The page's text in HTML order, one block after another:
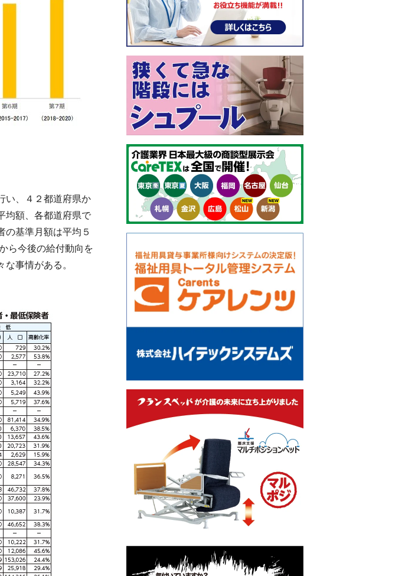
い、４２都道府県か
均額、各都道府県で
の基準月額は平均５
ら今後の給付動向を
事情がある。